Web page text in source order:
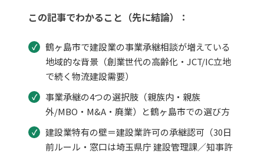
この記事でわかること（先に結論）：
鶴ヶ島市で建設業の事業承継相談が増えている
地域的な背景（創業世代の高齢化・JCT/IC立地
で続く物流建設需要）
事業承継の4つの選択肢（親族内・親族
外/MBO・M&A・廃業）と鶴ヶ島市での選び方
建設業特有の壁＝建設業許可の承継認可（30日
前ルール・窓口は埼玉県庁 建設管理課／知事許